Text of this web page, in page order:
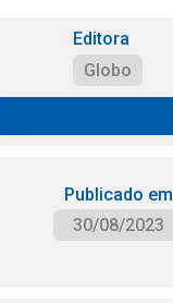
Editora
Globo
Publicado em
30/08/2023